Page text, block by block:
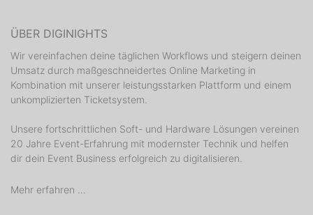
ÜBER DIGINIGHTS
Wir vereinfachen deine täglichen Workflows und steigern deinen
Umsatz durch maßgeschneidertes Online Marketing in
Kombination mit unserer leistungsstarken Plattform und einem
unkomplizierten Ticketsystem.
Unsere fortschrittlichen Soft- und Hardware Lösungen vereinen
20 Jahre Event-Erfahrung mit modernster Technik und helfen
dir dein Event Business erfolgreich zu digitalisieren.
Mehr erfahren ...